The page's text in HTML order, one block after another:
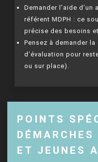
Demander l’aide
référent MDPH : ce
précise des besoins
Pensez à demander
d’évaluation pour
ou sur place).
POINTS
DÉMARCHES
ET JEUNES